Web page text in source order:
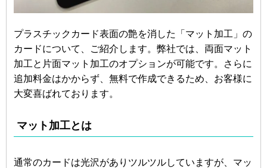
プラスチックカード表面の艶を消した「マット加工」の
カードについて、ご紹介します。弊社では、両面マット
加工と片面マット加工のオプションが可能です。さらに
追加料金はかからず、無料で作成できるため、お客様に
大変喜ばれております。
マット加工とは
通常のカードは光沢がありツルツルしていますが、マッ